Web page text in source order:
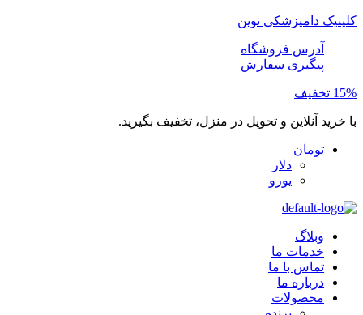
کلینیک دامپزشکی نوین
آدرس فروشگاه
پیگیری سفارش
15% تخفیف
با خرید آنلاین و تحویل در منزل، تخفیف بگیرید.
تومان
دلار
یورو
وبلاگ
خدمات ما
تماس با ما
درباره ما
محصولات